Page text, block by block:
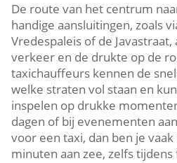
De route van het centrum
handige aansluitingen, zoals
Vredespaleis of de
verkeer en de drukte op de
taxichauffeurs kennen de
welke straten vol staan en
inspelen op drukke
dagen of bij evenementen
voor een taxi, dan ben je
minuten aan zee, zelfs